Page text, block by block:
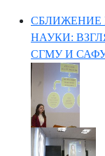
СБЛИЖЕНИЕ
НАУКИ:
СГМУ И